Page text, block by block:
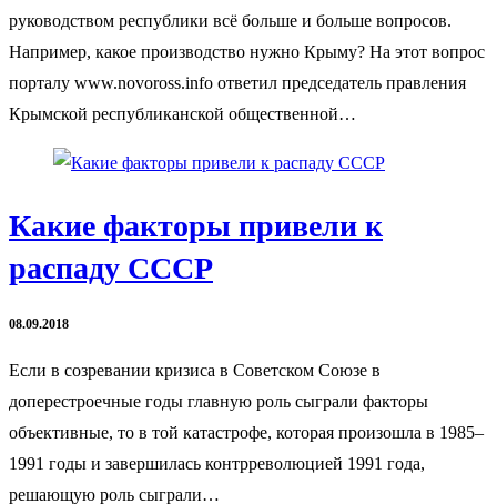
руководством республики всё больше и больше вопросов.
Например, какое производство нужно Крыму? На этот вопрос
порталу www.novoross.info ответил председатель правления
Крымской республиканской общественной…
Какие факторы привели к
распаду СССР
08.09.2018
Если в созревании кризиса в Советском Союзе в
доперестроечные годы главную роль сыграли факторы
объективные, то в той катастрофе, которая произошла в 1985–
1991 годы и завершилась контрреволюцией 1991 года,
решающую роль сыграли…